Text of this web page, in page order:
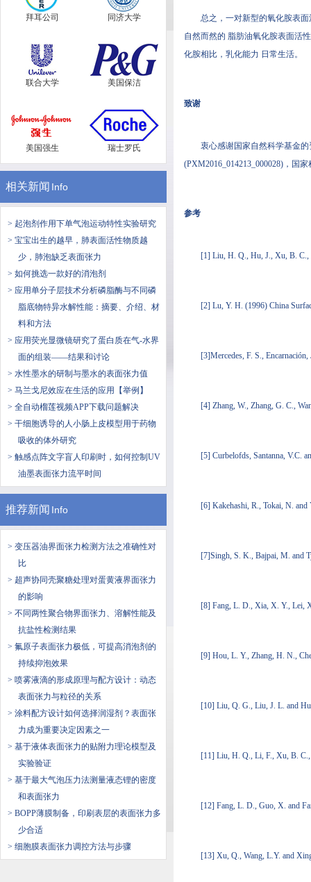
拜耳公司 同济大学
联合大学 美国保洁
美国强生 瑞士罗氏
相关新闻 Info
> 起泡剂作用下单气泡运动特性实验研究
> 宝宝出生的越早，肺表面活性物质越
少，肺泡缺乏表面张力
> 如何挑选一款好的消泡剂
> 应用单分子层技术分析磷脂酶与不同磷
脂底物特异水解性能：摘要、介绍、材
料和方法
> 应用荧光显微镜研究了蛋白质在气-水界
面的组装——结果和讨论
> 水性墨水的研制与墨水的表面张力值
> ​马兰戈尼效应在生活的应用【举例】
> 全自动榴莲视频APP下载问题解决
> 干细胞诱导的人小肠上皮模型用于药物
吸收的体外研究
> 触感点阵文字盲人印刷时，如何控制UV
油墨表面张力流平时间
推荐新闻 Info
> 变压器油界面张力检测方法之准确性对
比
> 超声协同壳聚糖处理对蛋黄液界面张力
的影响
> 不同两性聚合物界面张力、溶解性能及
抗盐性检测结果
> 氟原子表面张力极低，可提高消泡剂的
持续抑泡效果
> 喷雾液滴的形成原理与配方设计：动态
表面张力与粒径的关系
> 涂料配方设计如何选择润湿剂？表面张
力成为重要决定因素之一
> ​基于液体表面张力的贴附力理论模型及
实验验证
> 基于最大气泡压力法测量液态锂的密度
和表面张力
> BOPP薄膜制备，印刷表层的表面张力多
少合适
> 细胞膜表面张力调控方法与步骤
总之，一对新型的氧化胺表面
自然而然的 脂肪油氧化胺表面活
化胺相比，乳化能力 日常生活。
致谢
衷心感谢国家自然科学基金的
(PXM2016_014213_000028)，国
参考
[1] Liu, H. Q., Hu, J., Xu, B. C.,
[2] Lu, Y. H. (1996) China
[3]Mercedes, F. S.,
[4] Zhang, W., Zhang, G. C.,
[5] Curbelofds, Santanna, V.C.
[6] Kakehashi, R., Tokai, N. and
[7]Singh, S. K., Bajpai, M. and
[8] Fang, L. D., Xia, X. Y., Lei,
[9] Hou, L. Y., Zhang, H. N.,
[10] Liu, Q. G., Liu, J. L. and
[11] Liu, H. Q., Li, F., Xu, B. C.,
[12] Fang, L. D., Guo, X. and
[13] Xu, Q., Wang, L.Y. and